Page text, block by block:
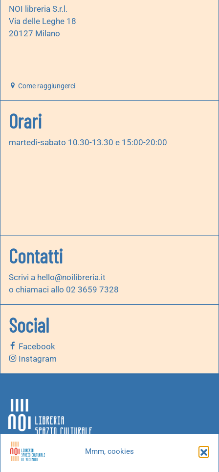
Mmm, cookies
NOI libreria S.r.l.
Via delle Leghe 18
20127 Milano
Come raggiungerci
Orari
martedì-sabato 10.30-13.30 e 15:00-20:00
Contatti
Scrivi a hello@noilibreria.it
o chiamaci allo 02 3659 7328
Social
Facebook
Instagram